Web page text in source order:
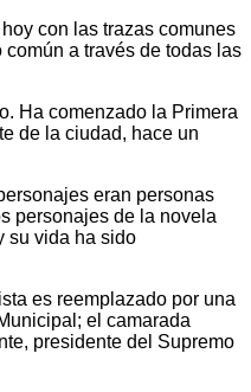
con las trazas comunes
a través de todas las
Ha comenzado la Primera
de la ciudad, hace un
eran personas
personajes de la novela
su vida ha sido
es reemplazado por una
el camarada
presidente del Supremo